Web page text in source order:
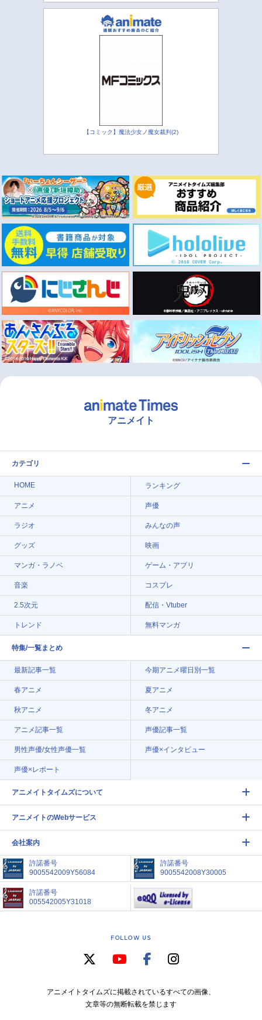
【コミック】魔法少女ノ魔女裁判(2)
アニメイト
カテゴリ
HOME ランキング
アニメ 声優
ラジオ みんなの声
グッズ 映画
マンガ・ラノベ ゲーム・アプリ
音楽 コスプレ
2.5次元 配信・Vtuber
トレンド 無料マンガ
特集/一覧まとめ
最新記事一覧 今期アニメ曜日別一覧
春アニメ 夏アニメ
秋アニメ 冬アニメ
アニメ記事一覧 声優記事一覧
男性声優/女性声優一覧 声優×インタビュー
声優×レポート
アニメイトタイムズについて
アニメイトのWebサービス
会社案内
許諾番号
9005542009Y56084
許諾番号
9005542008Y30005
許諾番号
005542005Y31018
FOLLOW US
アニメイトタイムズに掲載されているすべての画像、
文章等の無断転載を禁じます